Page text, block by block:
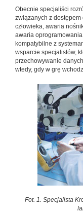
Obecnie specjaliści
związanych z dostępem
człowieka, awaria
awaria
kompatybilne z
wsparcie specjalistów,
przechowywanie
wtedy, gdy w grę
Fot. 1. Specjalista